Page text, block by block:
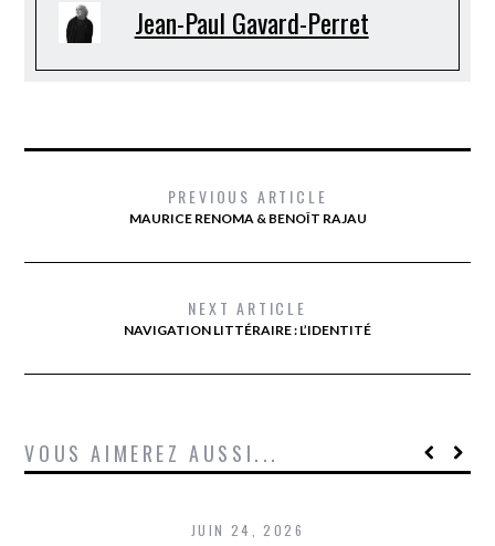
Jean-Paul Gavard-Perret
PREVIOUS ARTICLE
MAURICE RENOMA & BENOÎT RAJAU
NEXT ARTICLE
NAVIGATION LITTÉRAIRE : L’IDENTITÉ
VOUS AIMEREZ AUSSI...
JUIN 24, 2026